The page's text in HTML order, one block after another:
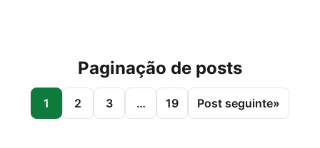
Paginação de posts
1 2 3 … 19 Post seguinte»